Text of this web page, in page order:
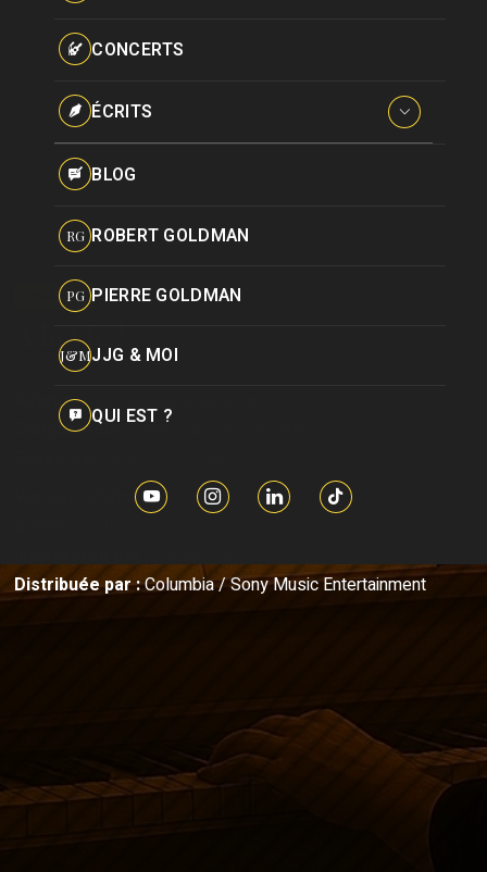
Pseudonymes
CONCERTS
ÉCRITS
Interviews
BLOG
RG ROBERT GOLDMAN
PG PIERRE GOLDMAN
J&MJJG & MOI
QUI EST ?
CHANSON
A la vie !
Auteur :Jean-Jacques Goldman
Compositeur :Jean-Jacques Goldman
Version originale
Distribuée par :Columbia / Sony Music Entertainment